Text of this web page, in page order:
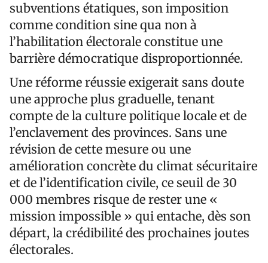
subventions étatiques, son imposition
comme condition sine qua non à
l’habilitation électorale constitue une
barrière démocratique disproportionnée.
Une réforme réussie exigerait sans doute
une approche plus graduelle, tenant
compte de la culture politique locale et de
l’enclavement des provinces. Sans une
révision de cette mesure ou une
amélioration concrète du climat sécuritaire
et de l’identification civile, ce seuil de 30
000 membres risque de rester une «
mission impossible » qui entache, dès son
départ, la crédibilité des prochaines joutes
électorales.